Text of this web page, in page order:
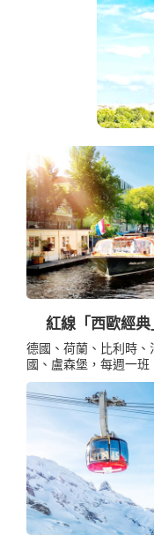
紅線「西歐經典
德國、荷蘭、比利時、
國、盧森堡，每週一班